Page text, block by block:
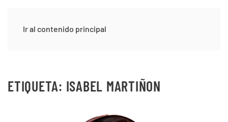
Ir al contenido principal
ETIQUETA: ISABEL MARTIÑON